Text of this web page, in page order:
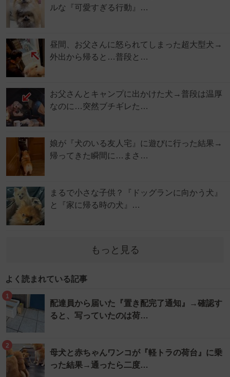
ルな『可愛すぎる行動』…
昼間、お父さんに怒られてしまった超大型犬→
外出から帰ると…普段と…
お父さんとキャンプに出かけた犬→普段は温厚
なのに…突然ブチギレた…
娘が『犬のいる友人宅』に遊びに行った結果→
帰ってきた瞬間に…まさ…
まるで小さな子供？『ドッグランに向かう犬』
と『家に帰る時の犬』…
もっと見る
よく読まれている記事
1
配達員から届いた『置き配完了通知』→確認す
ると、写っていたのは荷…
2
母犬と赤ちゃんワンコが『軽トラの荷台』に乗
った結果→通ったら二度…